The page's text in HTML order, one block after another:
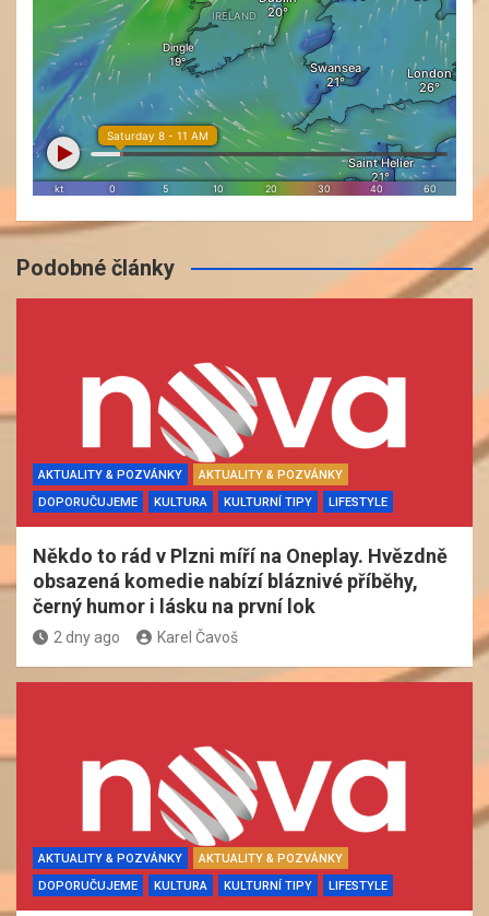
Podobné články
AKTUALITY & POZVÁNKY
AKTUALITY & POZVÁNKY
DOPORUČUJEME
KULTURA KULTURNÍ TIPY LIFESTYLE
Někdo to rád v Plzni míří na Oneplay. Hvězdně
obsazená komedie nabízí bláznivé příběhy,
černý humor i lásku na první lok
2 dny ago Karel Čavoš
AKTUALITY & POZVÁNKY
AKTUALITY & POZVÁNKY
DOPORUČUJEME
KULTURA KULTURNÍ TIPY LIFESTYLE